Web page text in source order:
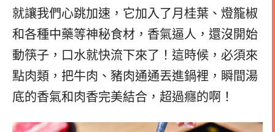
就讓我們心跳加速，它加入了月桂葉、燈籠椒
和各種中藥等神秘食材，香氣逼人，還沒開始
動筷子，口水就快流下來了！ 這時候，必須來
點肉類，把牛肉、豬肉通通丟進鍋裡，瞬間湯
底的香氣和肉香完美結合，超過癮的啊！